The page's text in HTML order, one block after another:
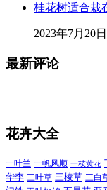
桂花树适合栽
2023年7月20日
最新评论
花卉大全
一叶兰 一帆风顺 一枝黄花
华李 三叶草 三棱草 三白